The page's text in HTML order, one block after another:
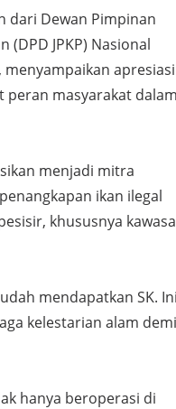
dari Dewan Pimpinan
JPKP) Nasional
menyampaikan apresiasi
peran masyarakat
menjadi mitra
ikan ilegal
khususnya
mendapatkan SK.
kelestarian alam demi
hanya beroperasi di